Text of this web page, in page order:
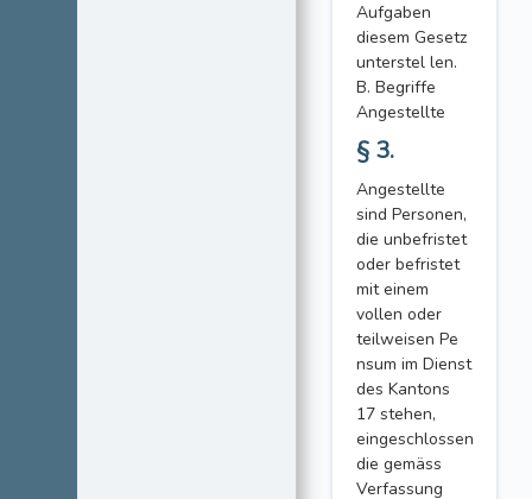
Aufgaben
diesem Gesetz
unterstel len.
B. Begriffe
Angestellte
§ 3.
Angestellte
sind Personen,
die unbefristet
oder befristet
mit einem
vollen oder
teilweisen Pe
nsum im Dienst
des Kantons
17 stehen,
eingeschlossen
die gemäss
Verfassung